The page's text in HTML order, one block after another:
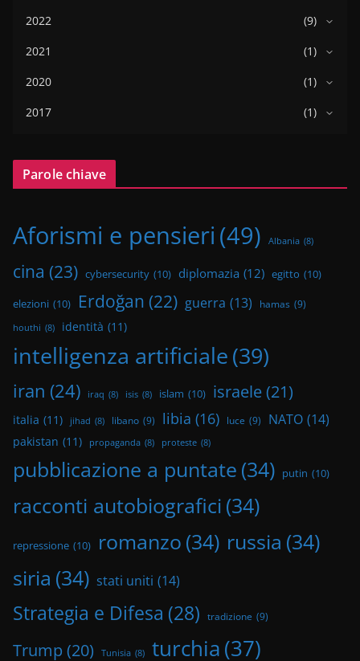
2022
(9)
2021
(1)
2020
(1)
2017
(1)
Parole chiave
Aforismi e pensieri (49) Albania (8)
cina (23) cybersecurity (10) diplomazia (12) egitto (10)
elezioni (10) Erdoğan (22) guerra (13) hamas (9)
houthi (8) identità (11)
intelligenza artificiale(39)
iran (24) iraq (8) isis (8) islam (10) israele(21)
italia (11) jihad (8) libano (9) libia (16) luce (9) NATO (14)
pakistan (11) propaganda (8) proteste (8)
pubblicazione a puntate (34) putin (10)
racconti autobiografici (34)
repressione (10) romanzo (34) russia (34)
siria (34) stati uniti (14)
Strategia e Difesa (28) tradizione (9)
Trump (20) Tunisia (8) turchia(37)